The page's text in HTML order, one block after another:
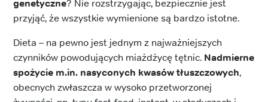
genetyczne? Nie rozstrzygając, bezpiecznie jest
przyjąć, że wszystkie wymienione są bardzo istotne.
Dieta – na pewno jest jednym z najważniejszych
czynników powodujących miażdżycę tętnic. Nadmierne
spożycie m.in. nasyconych kwasów tłuszczowych,
obecnych zwłaszcza w wysoko przetworzonej